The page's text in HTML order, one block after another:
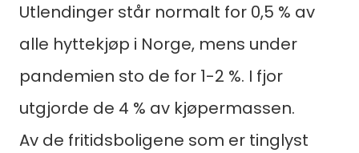
Utlendinger står normalt for 0,5 % av
alle hyttekjøp i Norge, mens under
pandemien sto de for 1-2 %. I fjor
utgjorde de 4 % av kjøpermassen.
Av de fritidsboligene som er tinglyst